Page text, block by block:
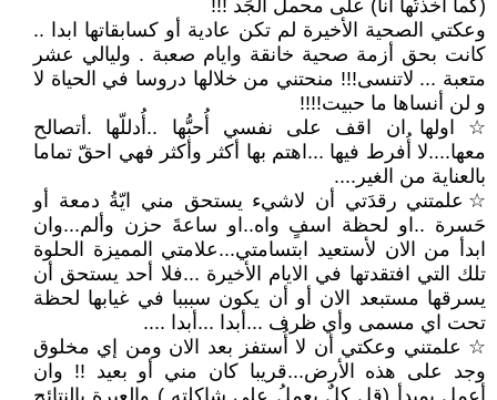
(كما اخذتُها انا) على محمل الجَد !!!
وعكتي الصحية الأخيرة لم تكن عادية أو كسابقاتها ابدا ..
كانت بحق أزمة صحية خانقة وايام صعبة . وليالي عشر
متعبة ... لاتنسى!!! منحتني من خلالها دروسا في الحياة لا
و لن أنساها ما حبيت!!!!
☆ اولها ان اقف على نفسي أُحبُّها ..أُدللّها .أتصالح
معها....لا أُفرط فيها ...اهتم بها أكثر وأكثر فهي احقّ تماما
بالعناية من الغير....
☆علمتني رقدَتي أن لاشيء يستحق مني ايّةُ دمعة أو
حَسرة ..او لحظة اسفٍ واه..او ساعةَ حزن وألم...وان
ابدأ من الان لأستعيد ابتسامتي...علامتي المميزة الحلوة
تلك التي افتقدتها في الايام الأخيرة ...فلا أحد يستحق أن
يسرقها مستبعد الان أو أن يكون سبببا في غيابها لحظة
تحت اي مسمى وأي ظرف ...أبدا ...أبدا ....
☆ علمتني وعكتي أن لا أُستفز بعد الان ومن إي مخلوق
وجد على هذه الأرض...قريبا كان مني أو بعيد !! وان